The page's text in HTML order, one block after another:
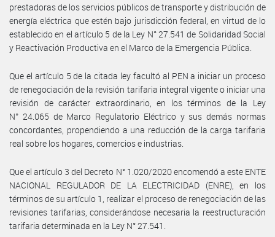
prestadoras de los servicios públicos de transporte y distribución de
energía eléctrica que estén bajo jurisdicción federal, en virtud de lo
establecido en el artículo 5 de la Ley N° 27.541 de Solidaridad Social
y Reactivación Productiva en el Marco de la Emergencia Pública.
Que el artículo 5 de la citada ley facultó al PEN a iniciar un proceso
de renegociación de la revisión tarifaria integral vigente o iniciar una
revisión de carácter extraordinario, en los términos de la Ley
N° 24.065 de Marco Regulatorio Eléctrico y sus demás normas
concordantes, propendiendo a una reducción de la carga tarifaria
real sobre los hogares, comercios e industrias.
Que el artículo 3 del Decreto N° 1.020/2020 encomendó a este ENTE
NACIONAL REGULADOR DE LA ELECTRICIDAD (ENRE), en los
términos de su artículo 1, realizar el proceso de renegociación de las
revisiones tarifarias, considerándose necesaria la reestructuración
tarifaria determinada en la Ley N° 27.541.